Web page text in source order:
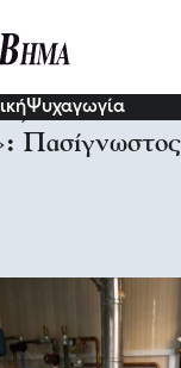
Ψυχαγωγία
Πασίγνωστος